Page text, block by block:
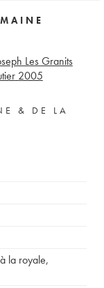
Les Granits
2005
& DE LA
la royale,